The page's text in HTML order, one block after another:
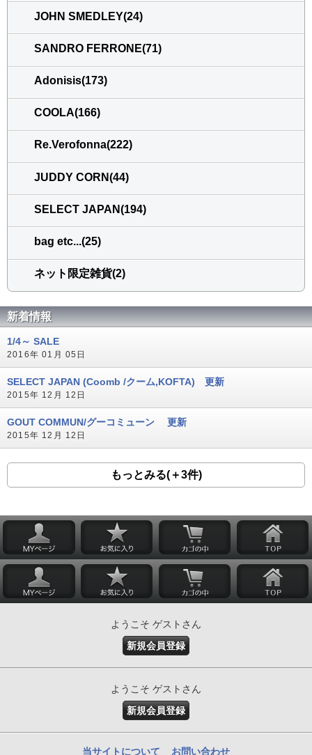
JOHN SMEDLEY(24)
SANDRO FERRONE(71)
Adonisis(173)
COOLA(166)
Re.Verofonna(222)
JUDDY CORN(44)
SELECT JAPAN(194)
bag etc...(25)
ネット限定雑貨(2)
新着情報
1/4～ SALE
2016年 01月 05日
SELECT JAPAN (Coomb /クーム,KOFTA) 更新
2015年 12月 12日
GOUT COMMUN/グーコミューン 更新
2015年 12月 12日
もっとみる(＋3件)
ようこそ ゲストさん
新規会員登録
ようこそ ゲストさん
新規会員登録
当サイトについて お問い合わせ